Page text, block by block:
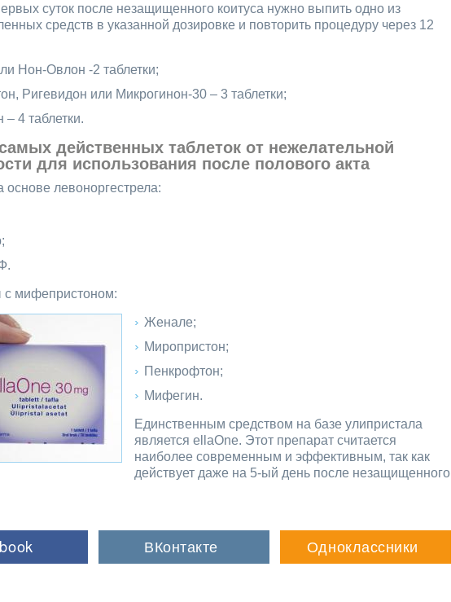
суток после незащищенного коитуса нужно выпить одно из
средств в указанной дозировке и повторить процедуру через 12
Нон-Овлон -2 таблетки;
Ригевидон или Микрогинон-30 – 3 таблетки;
– 4 таблетки.
действенных таблеток от нежелательной
для использования после полового акта
левоноргестрела:
с мифепристоном:
Женале;
Миропристон;
Пенкрофтон;
Мифегин.
Единственным средством на базе улипристала
является ellaOne. Этот препарат считается
наиболее современным и эффективным, так как
действует даже на 5-ый день после незащищенного